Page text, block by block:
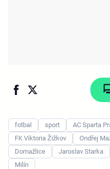
fotbal sport AC Sparta
FK Viktoria Žižkov
Ondřej
Domažlice
Jaroslav Starka
Milín